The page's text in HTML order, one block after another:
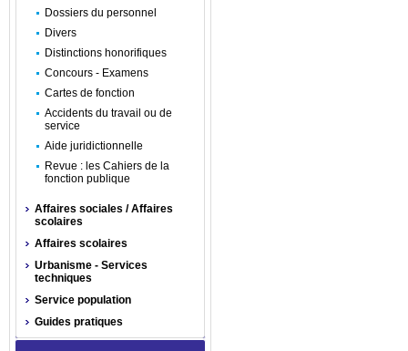
Dossiers du personnel
Divers
Distinctions honorifiques
Concours - Examens
Cartes de fonction
Accidents du travail ou de
service
Aide juridictionnelle
Revue : les Cahiers de la
fonction publique
Affaires sociales / Affaires
scolaires
Affaires scolaires
Urbanisme - Services
techniques
Service population
Guides pratiques